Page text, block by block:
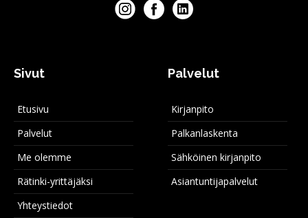
Sivut
Etusivu
Palvelut
Me olemme
Rätinki-yrittäjäksi
Yhteystiedot
Palvelut
Kirjanpito
Palkanlaskenta
Sähköinen kirjanpito
Asiantuntijapalvelut